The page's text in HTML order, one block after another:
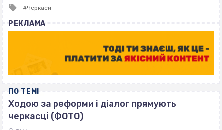
Tagged
Черкаси
РЕКЛАМА
ПО ТЕМІ
Ходою за реформи і діалог прямують
черкасці (ФОТО)